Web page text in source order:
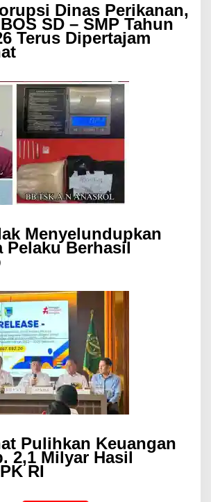
Dinas Perikanan,
SD – SMP Tahun
Terus Dipertajam
Menyelundupkan
Pelaku Berhasil
Pulihkan Keuangan
2,1 Milyar Hasil
RI